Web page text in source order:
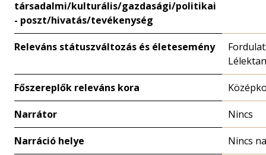
társadalmi/kulturális/gazdasági/politikai
- poszt/hivatás/tevékenység
Releváns státuszváltozás és életesemény
Főszereplők releváns kora
Narrátor Nincs
Narráció helye Nincs